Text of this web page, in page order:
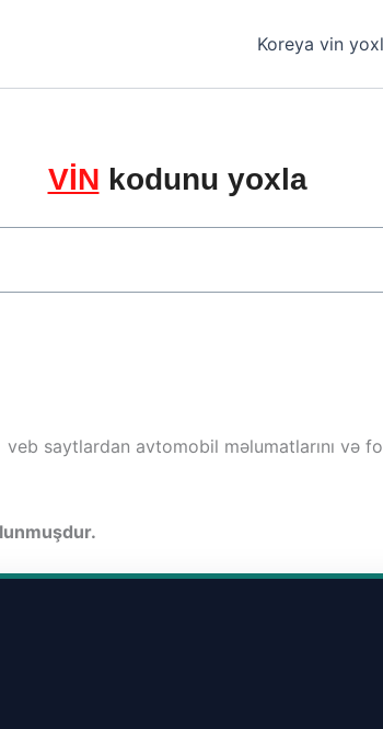
Koreya vin
VİN kodunu yoxla
saytlardan avtomobil məlumatlarını və